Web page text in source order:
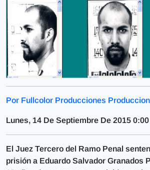
Por Fullcolor Producciones
Lunes, 14 De Septiembre De 2015 0:00
El Juez Tercero del Ramo Penal
prisión a Eduardo Salvador Granados